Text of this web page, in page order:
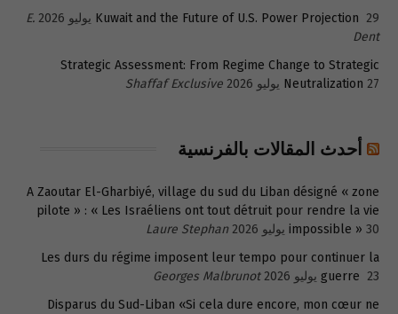
Kuwait and the Future of U.S. Power Projection 29 يوليو 2026
E.
Dent
Strategic Assessment: From Regime Change to Strategic
Neutralization 27 يوليو 2026 Shaffaf Exclusive
أحدث المقالات بالفرنسية
A Zaoutar El-Gharbiyé, village du sud du Liban désigné « zone
pilote » : « Les Israéliens ont tout détruit pour rendre la vie
impossible » 30 يوليو 2026
Laure Stephan
Les durs du régime imposent leur tempo pour continuer la
guerre 23 يوليو 2026
Georges Malbrunot
Disparus du Sud-Liban «Si cela dure encore, mon cœur ne